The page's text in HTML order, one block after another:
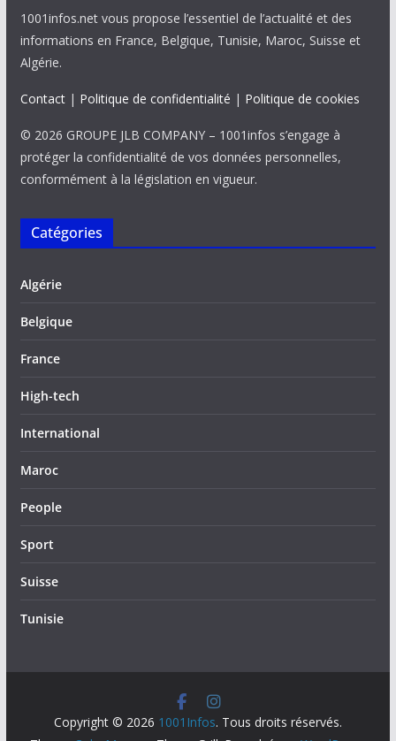
1001infos.net vous propose l’essentiel de l’actualité et des
informations en France, Belgique, Tunisie, Maroc, Suisse et
Algérie.
Contact| Politique de confidentialité | Politique de cookies
© 2026 GROUPE JLB COMPANY – 1001infos s’engage à
protéger la confidentialité de vos données personnelles,
conformément à la législation en vigueur.
Catégories
Algérie
Belgique
France
High-tech
International
Maroc
People
Sport
Suisse
Tunisie
Copyright © 2026 1001Infos. Tous droits réservés.